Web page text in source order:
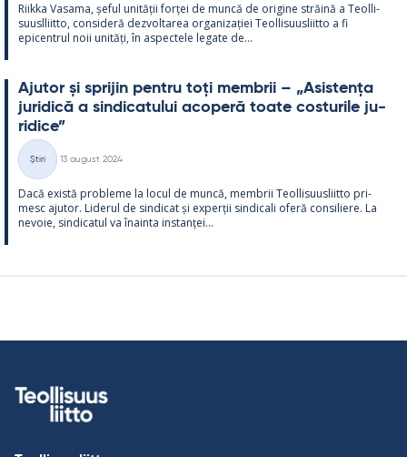
Riikka Va­sama, șe­ful unității forței de muncă de ori­gine străină a Teol­li­
suusl­liitto, con­si­deră dez­vol­ta­rea or­ga­nizației Teol­li­suus­liitto a fi
epicent­rul noii unități, în as­pec­tele le­gate de...
Aju­tor și spri­jin pentru toți mem­brii – „Asis­tența
ju­ri­dică a sin­dica­tu­lui aco­peră toate cos­tu­rile ju­
ri­dice”
Categorii
Știri
13 august 2024
Dacă există probleme la locul de muncă, mem­brii Teol­li­suus­liitto pri­
mesc aju­tor. Li­de­rul de sin­dicat și ex­perții sin­dicali oferă con­si­liere. La
ne­voie, sin­dica­tul va înainta ins­tanței...